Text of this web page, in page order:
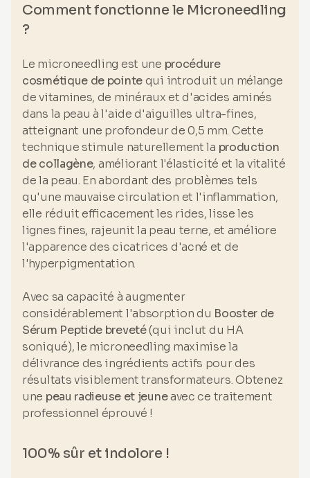
Comment fonctionne le Microneedling
?
Le microneedling est une procédure
cosmétique de pointequi introduit un mélange
de vitamines, de minéraux et d'acides aminés
dans la peau à l'aide d'aiguilles ultra-fines,
atteignant une profondeur de 0,5 mm. Cette
technique stimule naturellement la production
de collagène, améliorant l'élasticité et la vitalité
de la peau. En abordant des problèmes tels
qu'une mauvaise circulation et l'inflammation,
elle réduit efficacement les rides, lisse les
lignes fines, rajeunit la peau terne, et améliore
l'apparence des cicatrices d'acné et de
l'hyperpigmentation.
Avec sa capacité à augmenter
considérablement l'absorption du Booster de
Sérum Peptide breveté(qui inclut du HA
soniqué), le microneedling maximise la
délivrance des ingrédients actifs pour des
résultats visiblement transformateurs. Obtenez
une peau radieuse et jeuneavec ce traitement
professionnel éprouvé !
100% sûr et indolore !